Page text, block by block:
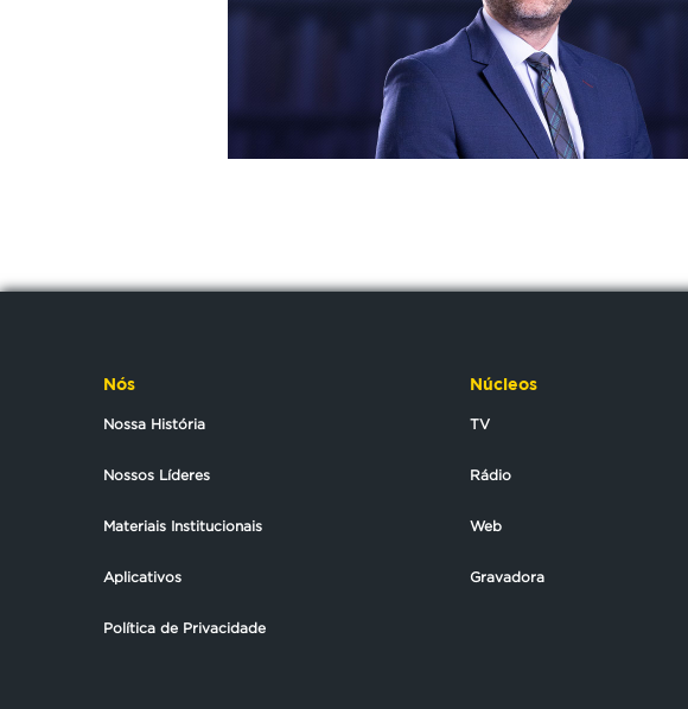
Nós
Nossa História
Nossos Líderes
Materiais Institucionais
Aplicativos
Política de Privacidade
Núcleos
TV
Rádio
Web
Gravadora